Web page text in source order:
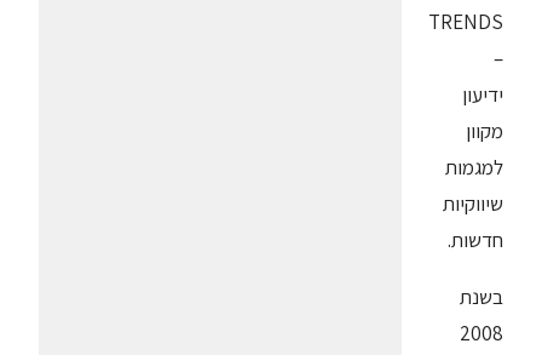
TRENDS
–
ידיעון
מקוון
למגמות
שיווקיות
חדשות.
בשנת
2008